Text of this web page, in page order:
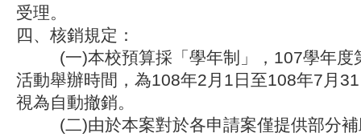
受理。
四、核銷規定：
(一)本校預算採「學年制」，107學年度
活動舉辦時間，為108年2月1日至108年7月
視為自動撤銷。
(二)由於本案對於各申請案僅提供部分補